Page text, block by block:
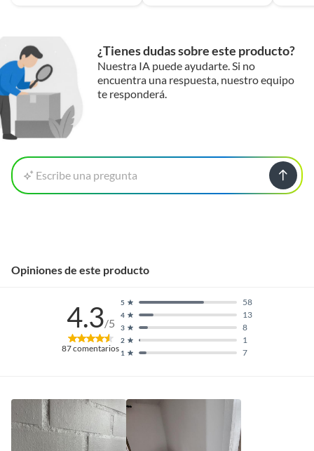
¿Tienes dudas sobre este producto?
Nuestra IA puede ayudarte. Si no
encuentra una respuesta, nuestro equipo
te responderá.
Escribe una pregunta
Opiniones de este producto
4.3/5
87comentarios 1 7
2 1
3 8
4 13
5 58